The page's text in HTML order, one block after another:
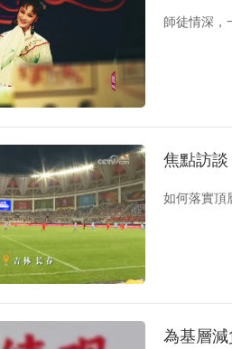
師徒情深，
焦點訪
如何落實頂
為基層